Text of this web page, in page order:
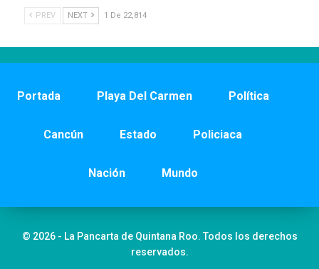
PREV NEXT 1 De 22,814
Portada Playa Del Carmen Política
Cancún Estado Policiaca
Nación Mundo
© 2026 - La Pancarta de Quintana Roo. Todos los derechos
reservados.